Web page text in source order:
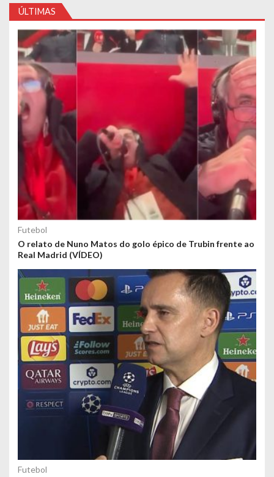
ÚLTIMAS
Futebol
O relato de Nuno Matos do golo épico de Trubin frente ao
Real Madrid (VÍDEO)
Futebol